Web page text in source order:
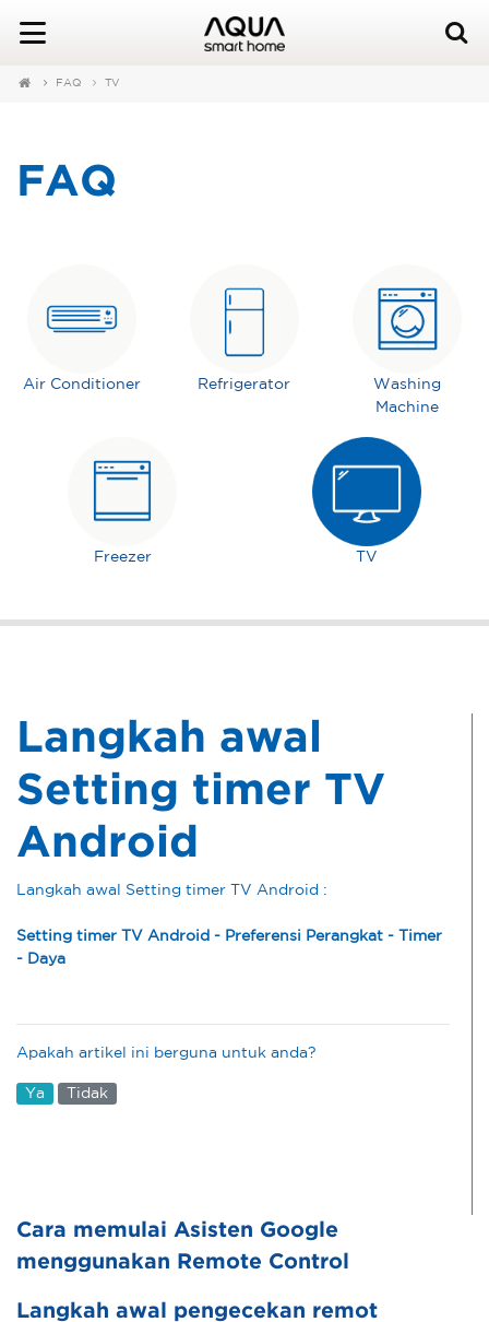
FAQ TV
FAQ
Air Conditioner Refrigerator
Washing
Machine
Freezer TV
Langkah awal
Setting timer TV
Android
Langkah awal Setting timer TV Android :
Setting timer TV Android - Preferensi Perangkat - Timer
- Daya
Apakah artikel ini berguna untuk anda?
Ya Tidak
Cara memulai Asisten Google
menggunakan Remote Control
Langkah awal pengecekan remot